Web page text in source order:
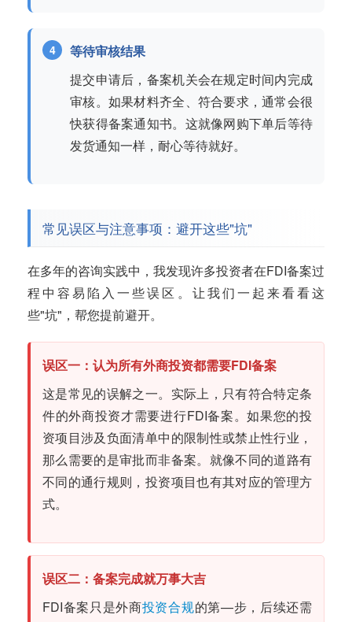
等待审核结果
提交申请后，备案机关会在规定时间内完成
审核。如果材料齐全、符合要求，通常会很
快获得备案通知书。这就像网购下单后等待
发货通知一样，耐心等待就好。
常见误区与注意事项：避开这些"坑"
在多年的咨询实践中，我发现许多投资者在FDI备案过
程中容易陷入一些误区。让我们一起来看看这
些"坑"，帮您提前避开。
误区一：认为所有外商投资都需要FDI备案
这是常见的误解之一。实际上，只有符合特定条
件的外商投资才需要进行FDI备案。如果您的投
资项目涉及负面清单中的限制性或禁止性行业，
那么需要的是审批而非备案。就像不同的道路有
不同的通行规则，投资项目也有其对应的管理方
式。
误区二：备案完成就万事大吉
FDI备案只是外商投资合规的第—步，后续还需